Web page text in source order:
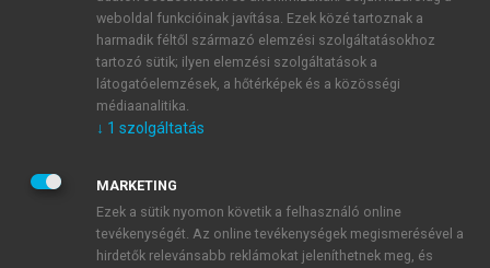
E-MAIL-CÍM
JELSZÓ
JELSZÓ ÚJRA
weboldal funkcióinak javítása. Ezek közé tartoznak a
harmadik féltől származó elemzési szolgáltatásokhoz
tartozó sütik; ilyen elemzési szolgáltatások a
látogatóelemzések, a hőtérképek és a közösségi
médiaanalitika.
↓ 1 szolgáltatás
MARKETING
Ezek a sütik nyomon követik a felhasználó online
tevékenységét. Az online tevékenységek megismerésével a
hirdetők relevánsabb reklámokat jeleníthetnek meg, és